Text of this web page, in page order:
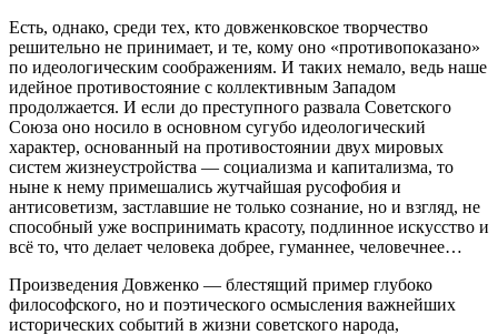
Есть, однако, среди тех, кто довженковское творчество
решительно не принимает, и те, кому оно «противопоказано»
по идеологическим соображениям. И таких немало, ведь наше
идейное противостояние с коллективным Западом
продолжается. И если до преступного развала Советского
Союза оно носило в основном сугубо идеологический
характер, основанный на противостоянии двух мировых
систем жизнеустройства — социализма и капитализма, то
ныне к нему примешались жутчайшая русофобия и
антисоветизм, застлавшие не только сознание, но и взгляд, не
способный уже воспринимать красоту, подлинное искусство и
всё то, что делает человека добрее, гуманнее, человечнее…
Произведения Довженко — блестящий пример глубоко
философского, но и поэтического осмысления важнейших
исторических событий в жизни советского народа,